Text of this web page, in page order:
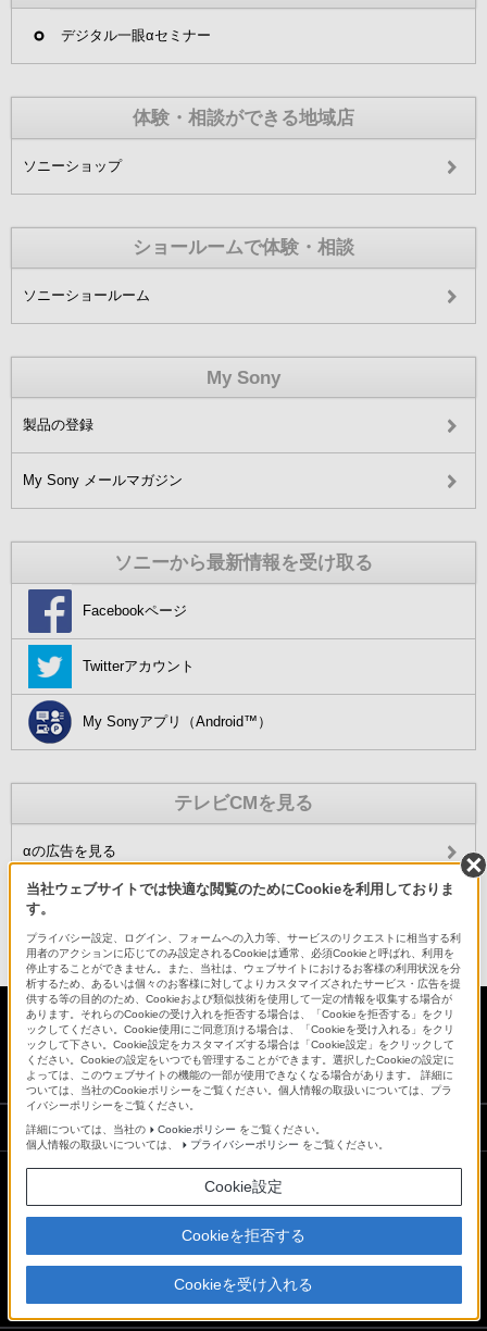
デジタル一眼αセミナー
体験・相談ができる地域店
ソニーショップ
ショールームで体験・相談
ソニーショールーム
My Sony
製品の登録
My Sony メールマガジン
ソニーから最新情報を受け取る
Facebookページ
Twitterアカウント
My Sonyアプリ（Android™）
テレビCMを見る
αの広告を見る
サイトマップ
当社ウェブサイトでは快適な閲覧のためにCookieを利用しておりま
す。
プライバシー設定、ログイン、フォームへの入力等、サービスのリクエストに相当する利
用者のアクションに応じてのみ設定されるCookieは通常、必須Cookieと呼ばれ、利用を
停止することができません。また、当社は、ウェブサイトにおけるお客様の利用状況を分
析するため、あるいは個々のお客様に対してよりカスタマイズされたサービス・広告を提
供する等の目的のため、Cookieおよび類似技術を使用して一定の情報を収集する場合が
あります。それらのCookieの受け入れを拒否する場合は、「Cookieを拒否する」をクリ
ックしてください。Cookie使用にご同意頂ける場合は、「Cookieを受け入れる」をクリ
ックして下さい。Cookie設定をカスタマイズする場合は「Cookie設定」をクリックして
ください。Cookieの設定をいつでも管理することができます。選択したCookieの設定に
よっては、このウェブサイトの機能の一部が使用できなくなる場合があります。 詳細に
ついては、当社のCookieポリシーをご覧ください。個人情報の取扱いについては、プラ
イバシーポリシーをご覧ください。
詳細については、当社の
Cookieポリシー をご覧ください。
個人情報の取扱いについては、
プライバシーポリシー をご覧ください。
Cookie設定
Cookieを拒否する
Cookieを受け入れる
日本
ソニーストアでのお買い物にあたって
特約店のご案内
My Sony 利用規約